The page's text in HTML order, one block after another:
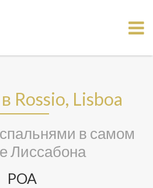
Rossio, Lisboa
в самом
Лиссабона
POA